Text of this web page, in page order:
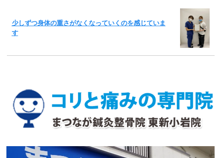
少しずつ身体の重さがなくなっていくのを感じていま
す